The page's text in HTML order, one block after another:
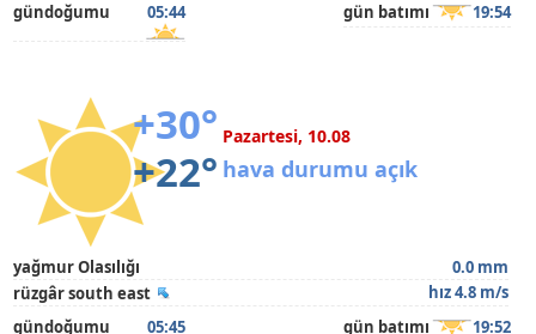
gündoğumu
05:44 gün batımı 19:54
+30°
+22°
Pazartesi, 10.08
hava durumu açık
yağmur Olasılığı
0.0 mm
rüzgâr south east
hız 4.8 m/s
gündoğumu
05:45 gün batımı 19:52